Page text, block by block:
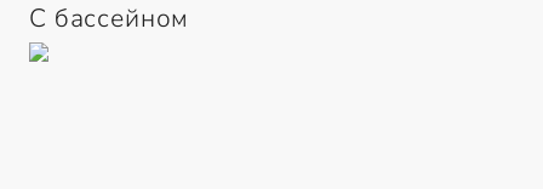
С бассейном